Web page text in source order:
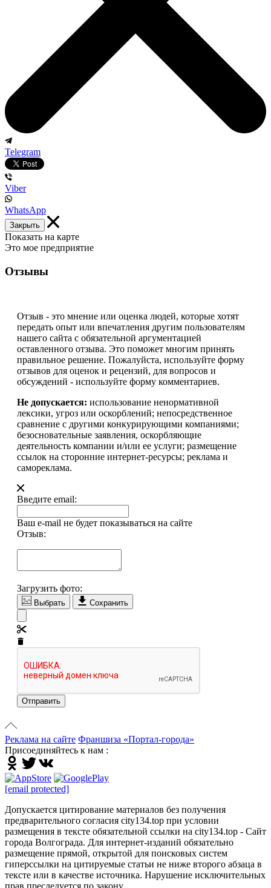
Telegram
Viber
WhatsApp
Закрыть
Показать на карте
Это мое предприятие
Отзывы
Отзыв - это мнение или оценка людей, которые хотят
передать опыт или впечатления другим пользователям
нашего сайта с обязательной аргументацией
оставленного отзыва. Это поможет многим принять
правильное решение. Пожалуйста, используйте форму
отзывов для оценок и рецензий, для вопросов и
обсуждений - используйте форму комментариев.
Не допускается: использование ненормативной
лексики, угроз или оскорблений; непосредственное
сравнение с другими конкурирующими компаниями;
безосновательные заявления, оскорбляющие
деятельность компании и/или ее услуги; размещение
ссылок на сторонние интернет-ресурсы; реклама и
самореклама.
Введите email:
Ваш e-mail не будет показываться на сайте
Отзыв:
Загрузить фото:
Выбрать Сохранить
Отправить
Реклама на сайте Франшиза «Портал-города»
Присоединяйтесь к нам :
[email protected]
Допускается цитирование материалов без получения
предварительного согласия city134.top при условии
размещения в тексте обязательной ссылки на city134.top - Сайт
города Волгограда. Для интернет-изданий обязательно
размещение прямой, открытой для поисковых систем
гиперссылки на цитируемые статьи не ниже второго абзаца в
тексте или в качестве источника. Нарушение исключительных